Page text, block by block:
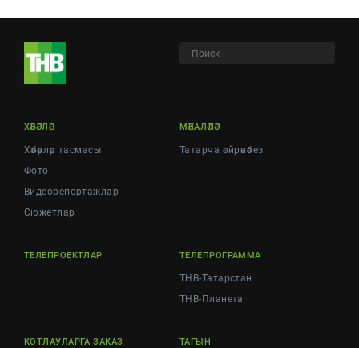
ХӘБӘРЛӘР
Хәбәрләр тасмасы
Фото
Видеорепортажлар
Cюжетлар
МӘКАЛӘЛӘР
Татарча өйрәнәбез
ТЕЛЕПРОЕКТЛАР ТЕЛЕПРОГРАММА
ТНВ-Татарстан
ТНВ-Планета
КОТЛАУЛАРГА ЗАКАЗ ТАГЫН